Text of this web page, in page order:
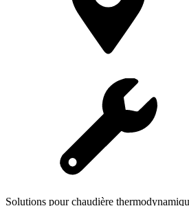
Solutions pour chaudière